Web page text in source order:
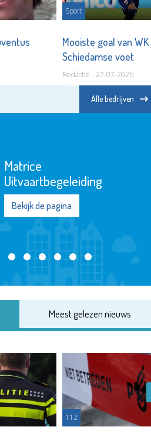
Sport
Mooiste goal van
Schiedamse voet
Redactie - 27-07-2026
Alle bedrijven
Matrice
Uitvaartbegeleiding
Bekijk de pagina
Meest gelezen nieuws
112